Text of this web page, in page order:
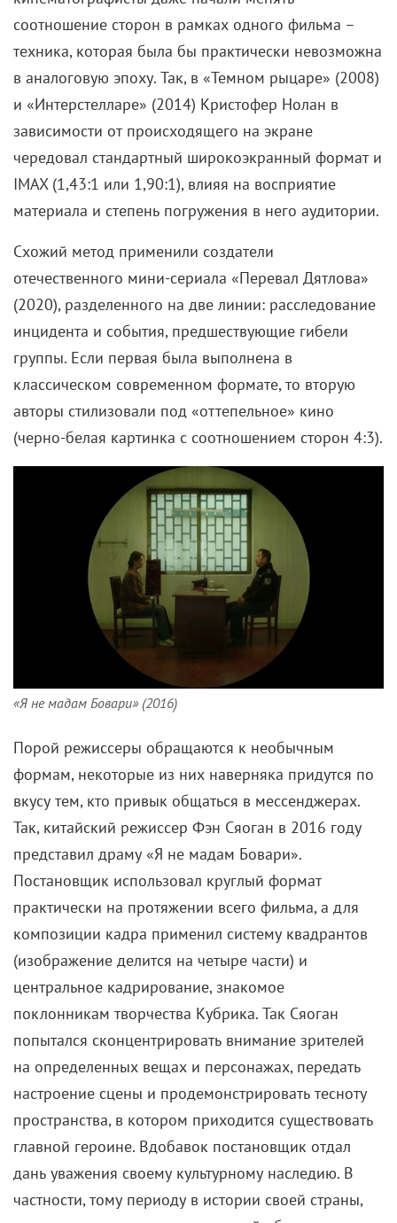
соотношение сторон в рамках одного фильма –
техника, которая была бы практически невозможна
в аналоговую эпоху. Так, в «Темном рыцаре» (2008)
и «Интерстелларе» (2014) Кристофер Нолан в
зависимости от происходящего на экране
чередовал стандартный широкоэкранный формат и
IMAX (1,43:1 или 1,90:1), влияя на восприятие
материала и степень погружения в него аудитории.
Схожий метод применили создатели
отечественного мини-сериала «Перевал Дятлова»
(2020), разделенного на две линии: расследование
инцидента и события, предшествующие гибели
группы. Если первая была выполнена в
классическом современном формате, то вторую
авторы стилизовали под «оттепельное» кино
(черно-белая картинка с соотношением сторон 4:3).
«Я не мадам Бовари» (2016)
Порой режиссеры обращаются к необычным
формам, некоторые из них наверняка придутся по
вкусу тем, кто привык общаться в мессенджерах.
Так, китайский режиссер Фэн Сяоган в 2016 году
представил драму «Я не мадам Бовари».
Постановщик использовал круглый формат
практически на протяжении всего фильма, а для
композиции кадра применил систему квадрантов
(изображение делится на четыре части) и
центральное кадрирование, знакомое
поклонникам творчества Кубрика. Так Сяоган
попытался сконцентрировать внимание зрителей
на определенных вещах и персонажах, передать
настроение сцены и продемонстрировать тесноту
пространства, в котором приходится существовать
главной героине. Вдобавок постановщик отдал
дань уважения своему культурному наследию. В
частности, тому периоду в истории своей страны,